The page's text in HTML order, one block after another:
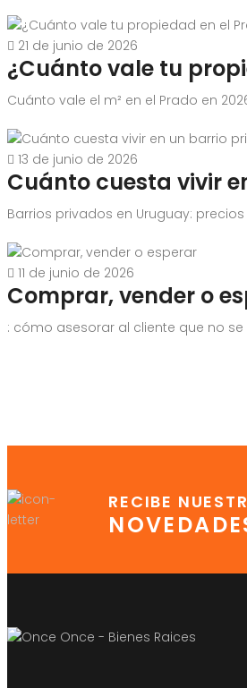
21 de junio de 2026
¿Cuánto vale tu
Cuánto vale el m² en el Prado en
13 de junio de 2026
Cuánto cuesta vivir
Barrios privados en Uruguay:
11 de junio de 2026
Comprar, vender o
: cómo asesorar al cliente que no
RECIBE